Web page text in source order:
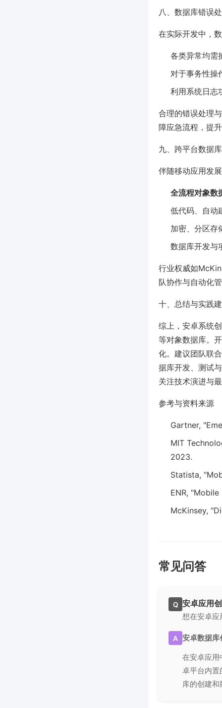
八、数据库错误
在实际开发中，
各类异常均需
对于事务性操
利用系统日志
合理的错误处理
障应急流程，提
九、跨平台数据
伴随移动应用发
全流程对象数
低代码、自动
加密、分区存
数据库开发与
行业权威如
队协作与自动化
十、总结与实践
综上，安卓系统
等对象数据库。
化。建议团队联
据库开发、测试
关注技术演进与
参考与资料来源
Gartner,
MIT
2023.
Statista,
ENR,
McKinsey,
常见问答
Q 安卓应用
想在安卓应
A 安卓数据库
在安卓应用
卓平台内
库的创建